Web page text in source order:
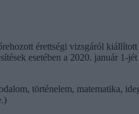
érettségi vizsgáról
esetében a 2020. január
történelem, matematika,